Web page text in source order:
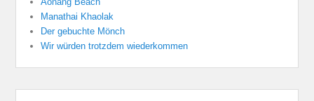
Manathai Khaolak
Der gebuchte Mönch
Wir würden trotzdem wiederkommen